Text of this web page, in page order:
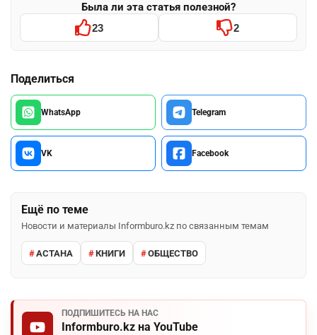
Была ли эта статья полезной?
23 2
Поделиться
WhatsApp Telegram
VK Facebook
Ещё по теме
Новости и материалы Informburo.kz по связанным темам
АСТАНА КНИГИ ОБЩЕСТВО
ПОДПИШИТЕСЬ НА НАС
Informburo.kz на YouTube